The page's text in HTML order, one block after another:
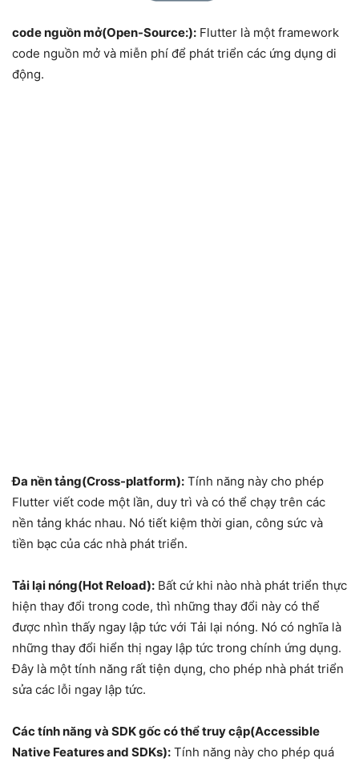
code nguồn mở(Open-Source:): Flutter là một framework
code nguồn mở và miễn phí để phát triển các ứng dụng di
động.
Đa nền tảng(Cross-platform): Tính năng này cho phép
Flutter viết code một lần, duy trì và có thể chạy trên các
nền tảng khác nhau. Nó tiết kiệm thời gian, công sức và
tiền bạc của các nhà phát triển.
Tải lại nóng(Hot Reload): Bất cứ khi nào nhà phát triển thực
hiện thay đổi trong code, thì những thay đổi này có thể
được nhìn thấy ngay lập tức với Tải lại nóng. Nó có nghĩa là
những thay đổi hiển thị ngay lập tức trong chính ứng dụng.
Đây là một tính năng rất tiện dụng, cho phép nhà phát triển
sửa các lỗi ngay lập tức.
Các tính năng và SDK gốc có thể truy cập(Accessible
Native Features and SDKs): Tính năng này cho phép quá